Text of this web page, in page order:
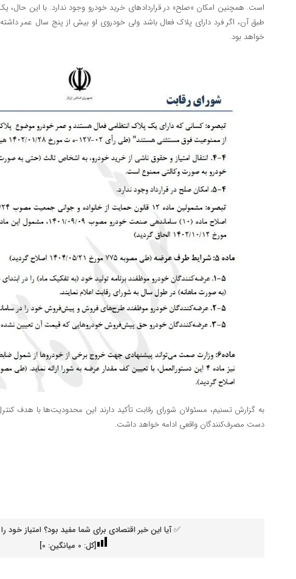
است. همچنین امکان «صلح» در قراردادهای خرید خودرو وجود ندارد. با این حال،
طبق آن، اگر فرد دارای پلاک فعال باشد ولی خودروی او بیش از پنج سال عمر
خواهد بود.
به گزارش تسنیم، مسئولان شورای رقابت تأکید دارند این محدودیت‌ها با هدف
دست مصرف‌کنندگان واقعی ادامه خواهد داشت.
✅ آیا این خبر اقتصادی برای شما مفید بود؟ امتیاز خود
[کل: 0 میانگین: 0
]